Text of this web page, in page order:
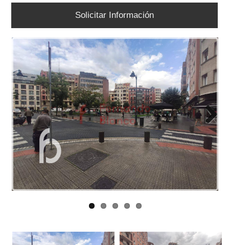
TRABAJA
NOSOTROS
ENLACES
BLOG
CONTACTO
Solicitar Información
Next